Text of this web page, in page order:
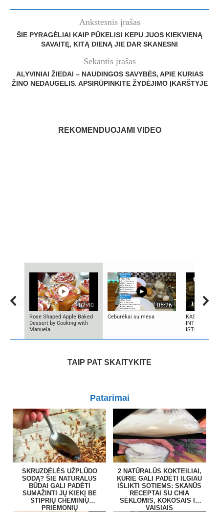
Ankstesnis įrašas
ŠIE PYRAGĖLIAI KAIP PŪKELIS! KEPU JUOS KIEKVIENĄ
SAVAITĘ, KITĄ DIENĄ JIE DAR SKANESNI
Sekantis įrašas
ALYVINIAI ŽIEDAI – NAUDINGOS SAVYBĖS, APIE KURIAS
ŽINO NEDAUGELIS. APSIRŪPINKITE ŽYDĖJIMO ĮKARŠTYJE
REKOMENDUOJAMI VIDEO
02:40
Rose Shaped Apple Baked
Dessert by Cooking with
Manuela
05:26
Čeburėkai su mėsa
KAS
INTELEKTĄ?
ISTORIJA IR
TAIP PAT SKAITYKITE
Patarimai
SKRUZDĖLĖS UŽPLŪDO
SODĄ? ŠIE NATŪRALŪS
BŪDAI GALI PADĖTI
SUMAŽINTI JŲ KIEKĮ BE
STIPRIŲ CHEMINIŲ
PRIEMONIŲ
2 NATŪRALŪS KOKTEILIAI,
KURIE GALI PADĖTI ILGIAU
IŠLIKTI SOTIEMS: SKANŪS
RECEPTAI SU CHIA
SĖKLOMIS, KOKOSAIS IR
VAISIAIS